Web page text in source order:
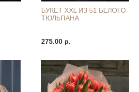
БУКЕТ XXL ИЗ 51 БЕЛОГО
ТЮЛЬПАНА
275.00 р.